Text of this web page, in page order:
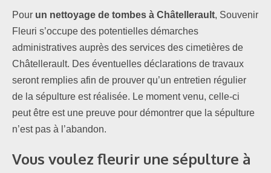
Pour un nettoyage de tombes à Châtellerault, Souvenir
Fleuri s’occupe des potentielles démarches
administratives auprès des services des cimetières de
Châtellerault. Des éventuelles déclarations de travaux
seront remplies afin de prouver qu’un entretien régulier
de la sépulture est réalisée. Le moment venu, celle-ci
peut être est une preuve pour démontrer que la sépulture
n’est pas à l’abandon.
Vous voulez fleurir une sépulture à